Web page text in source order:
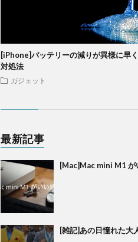
[iPhone]バッテリーの減りが異様に早
対処法
ガジェット
最新記事
[Mac]Mac mini M1 が
[雑記]あの日憧れた大